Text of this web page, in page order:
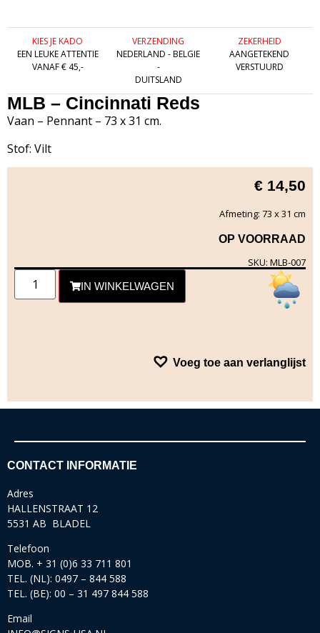
KIES JE KADO
EEN LEUKE ATTENTIE
VANAF € 45,-
VERZENDING
NEDERLAND - BELGIE
-
DUITSLAND
ZEKERHEID
AANGETEKEND
VERSTUURD
MLB – Cincinnati Reds
Vaan – Pennant – 73 x 31 cm.
Stof: Vilt
€ 14,50
Afmeting: 73 x 31 cm
OP VOORRAAD
SKU: MLB-007
IN WINKELWAGEN
Voeg toe aan verlanglijst
CONTACT INFORMATIE
Adres
HALLENSTRAAT 12
5531 AB BLADEL
Telefoon
MOB. + 31 (0)6 33 711 801
TEL. (NL): 0497 – 844 588
TEL. (BE): 00 – 31 497 844 588
Email